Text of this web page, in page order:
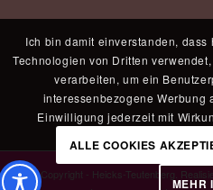
© Copyright - Heicks-Teutenberg.
Ich bin damit einverstanden,
Technologien von Dritten
verarbeiten, um ein
interessenbezogene Werbung
Einwilligung jederzeit mit
ALLE COOKIES
MEHR